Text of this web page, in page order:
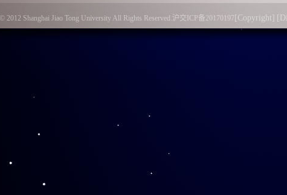
2012 Shanghai Jiao Tong University All Rights Reserved.沪交ICP备20170197[Copyright]